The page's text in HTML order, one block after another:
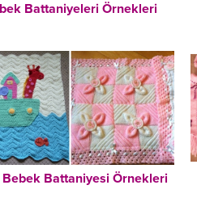
Battaniyeleri Örnekleri
Battaniyesi Örnekleri